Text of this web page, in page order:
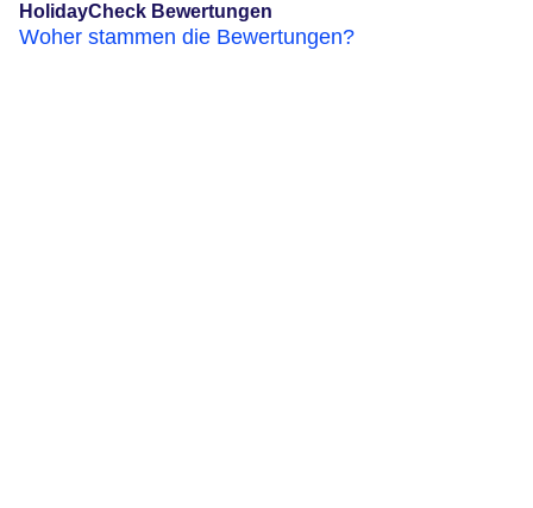
HolidayCheck Bewertungen
Woher stammen die Bewertungen?